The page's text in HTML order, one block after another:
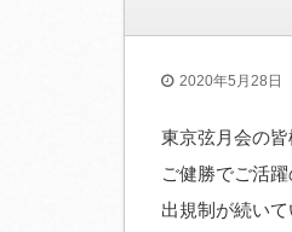
2020年5月28日
東京弦月会の
ご健勝でご活
出規制が続い